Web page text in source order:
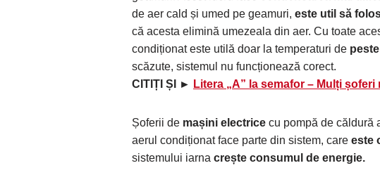
de aer cald și umed pe geamuri, este util să
că acesta elimină umezeala din aer. Cu toate
condiționat este utilă doar la temperaturi de
scăzute, sistemul nu funcționează corect.
CITIȚI ȘI ► Litera „A” la semafor – Mulți
Șoferii de mașini electrice cu pompă de căldură
aerul condiționat face parte din sistem, care este
sistemului iarna crește consumul de energie.